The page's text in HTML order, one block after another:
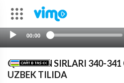
00:00
QO'RG'ON SIRLARI 340-
UZBEK TILIDA